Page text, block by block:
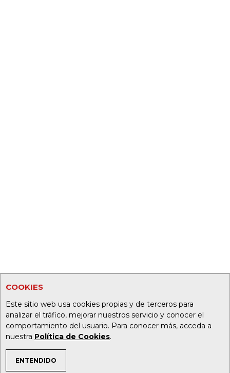
COOKIES
Este sitio web usa cookies propias y de terceros para
analizar el tráfico, mejorar nuestros servicio y conocer el
comportamiento del usuario. Para conocer más, acceda a
nuestra Política de Cookies.
ENTENDIDO
TEMAS DE INTERÉS